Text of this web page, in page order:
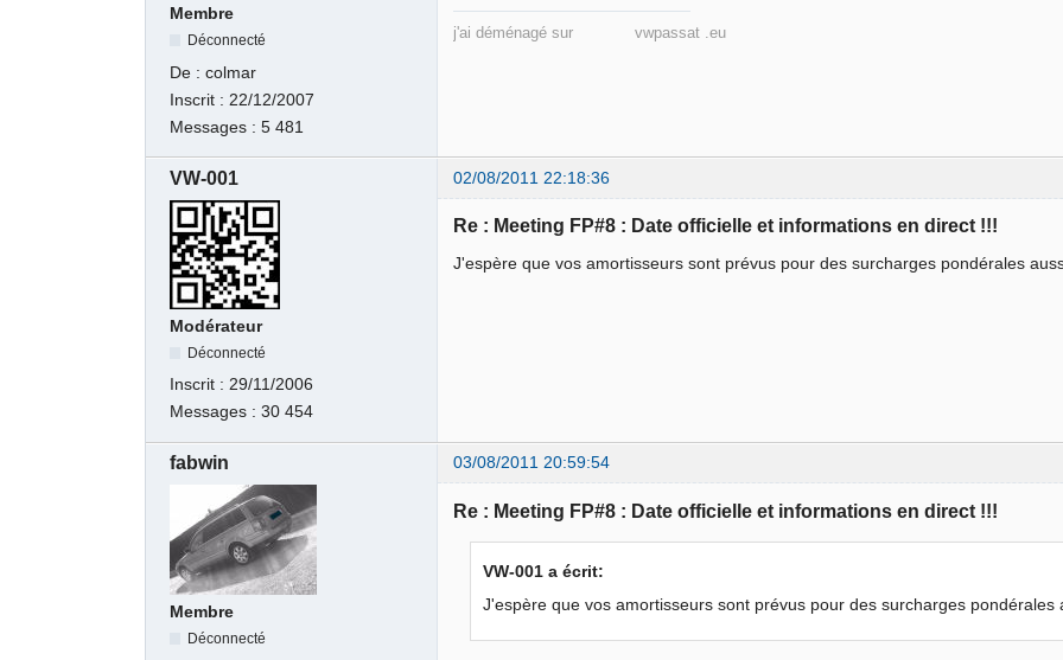
Membre
Déconnecté
De :colmar
Inscrit : 22/12/2007
Messages :5 481
j'ai déménagé sur vwpassat .eu
VW-001 02/08/2011 22:18:36
Modérateur
Déconnecté
Inscrit : 29/11/2006
Messages :30 454
Re : Meeting FP#8 : Date officielle et informations en direct !!!
J'espère que vos amortisseurs sont prévus pour des surcharges pondérales
fabwin 03/08/2011 20:59:54
Membre
Déconnecté
Re : Meeting FP#8 : Date officielle et informations en direct !!!
VW-001 a écrit:
J'espère que vos amortisseurs sont prévus pour des surcharges